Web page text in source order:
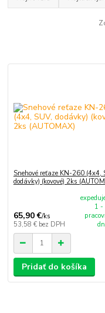
Snehové reťaze KN-260 (4x4,
dodávky) (kovové) 2ks
65,90 €/ks
53,58 € bez DPH
1 -
Pridať do košíka